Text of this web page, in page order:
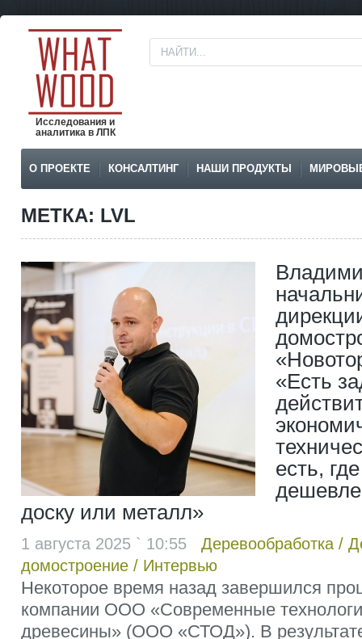
Исследования и
аналитика в ЛПК
О ПРОЕКТЕ КОНСАЛТИНГ НАШИ ПРОДУКТЫ
МЕТКА: LVL
«Есть
есть,
дешевле
доску или металл»
1 августа 2025 ` 10:55 Деревообработка /
домостроение / Интервью
Некоторое время назад завершился
компании ООО «Современные
древесины» (ООО «СТОД»). В